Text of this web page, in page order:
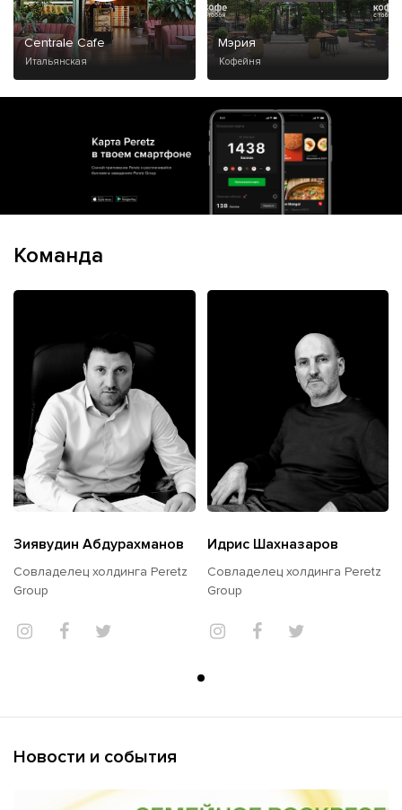
Centrale Cafe
Итальянская
Мэрия
Кофейня
Команда
Зиявудин Абдурахманов
Совладелец холдинга Peretz
Group
Идрис Шахназаров
Совладелец холдинга Peretz
Group
Новости и события